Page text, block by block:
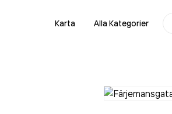
Karta Alla Kategorier